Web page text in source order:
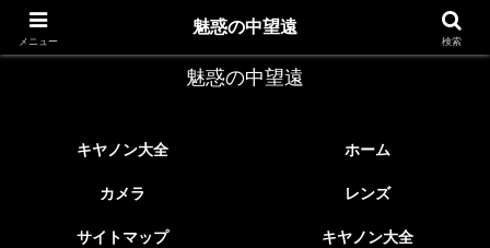
レトロなEFレンズ
魅惑の中望遠
キヤノン大全 ホーム
カメラ レンズ
サイトマップ キヤノン大全
メニュー
魅惑の中望遠
検索